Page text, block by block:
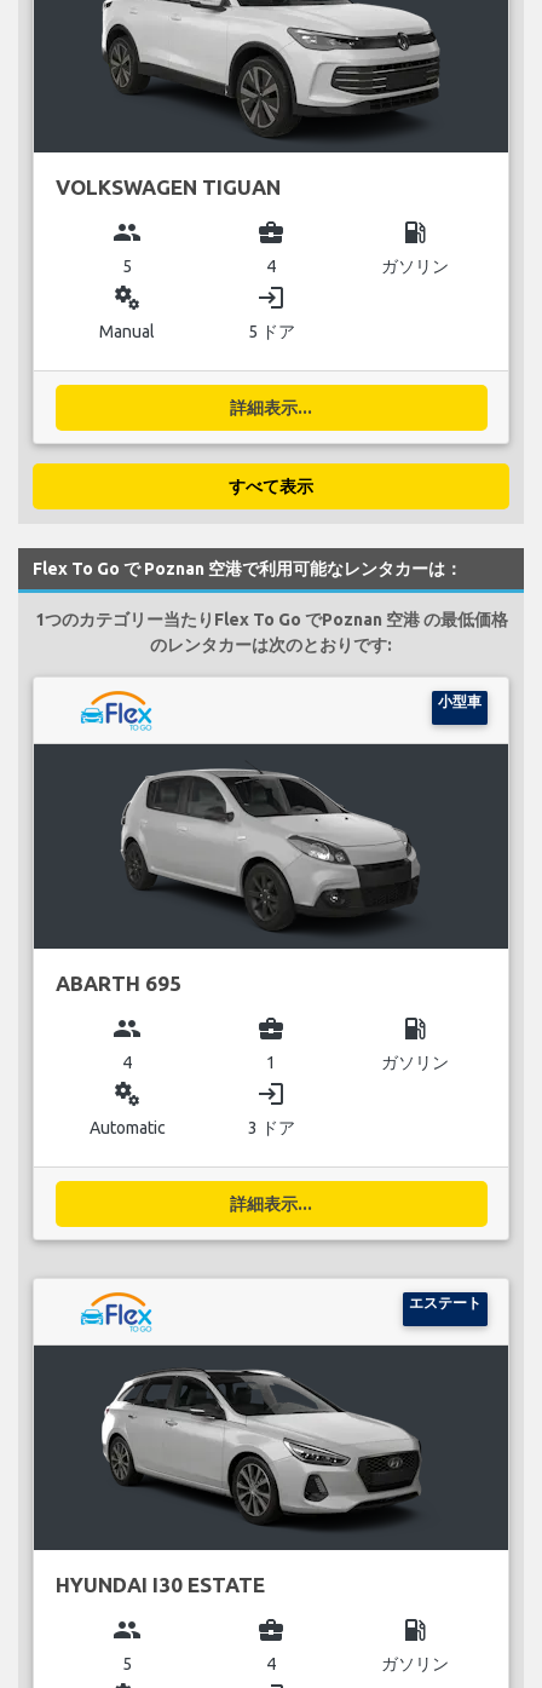
VOLKSWAGEN TIGUAN
group
5
business_center
4
local_gas_station
ガソリン
miscellaneous_services
Manual
login
5 ドア
詳細表示...
すべて表示
Flex To Go で Poznan 空港で利用可能なレンタカーは：
1つのカテゴリー当たりFlex To Go でPoznan 空港 の最低価格
のレンタカーは次のとおりです:
小型車
ABARTH 695
group
4
business_center
1
local_gas_station
ガソリン
miscellaneous_services
Automatic
login
3 ドア
詳細表示...
エステート
HYUNDAI I30 ESTATE
group
5
business_center
4
local_gas_station
ガソリン